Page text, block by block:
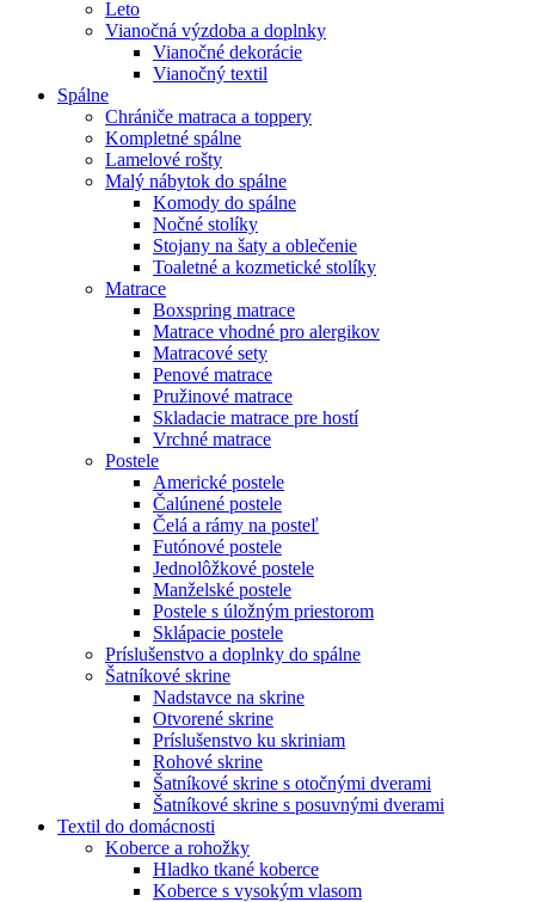
Leto
Vianočná výzdoba a doplnky
Vianočné dekorácie
Vianočný textil
Spálne
Chrániče matraca a toppery
Kompletné spálne
Lamelové rošty
Malý nábytok do spálne
Komody do spálne
Nočné stolíky
Stojany na šaty a oblečenie
Toaletné a kozmetické stolíky
Matrace
Boxspring matrace
Matrace vhodné pro alergikov
Matracové sety
Penové matrace
Pružinové matrace
Skladacie matrace pre hostí
Vrchné matrace
Postele
Americké postele
Čalúnené postele
Čelá a rámy na posteľ
Futónové postele
Jednolôžkové postele
Manželské postele
Postele s úložným priestorom
Sklápacie postele
Príslušenstvo a doplnky do spálne
Šatníkové skrine
Nadstavce na skrine
Otvorené skrine
Príslušenstvo ku skriniam
Rohové skrine
Šatníkové skrine s otočnými dverami
Šatníkové skrine s posuvnými dverami
Textil do domácnosti
Koberce a rohožky
Hladko tkané koberce
Koberce s vysokým vlasom